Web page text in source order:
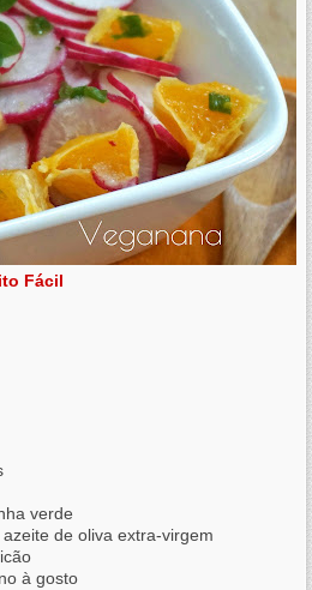
Fácil
verde
de oliva extra-virgem
à gosto